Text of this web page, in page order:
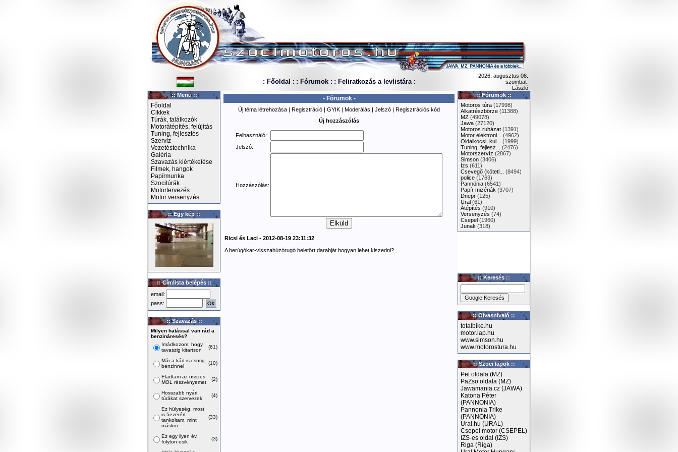
: Főoldal : : Fórumok : : Feliratkozás a levlistára :
2026. augusztus 08.
szombat
László
:: Menü ::
Főoldal
Cikkek
Túrák, találkozók
Motorátépítés, felújítás
Tuning, fejlesztés
Szerviz
Vezetéstechnika
Galéria
Szavazás kiértékelése
Filmek, hangok
Papírmunka
Szocitúrák
Motortervezés
Motor versenyzés
:: Egy kép ::
:: Címlista belépés ::
email:
pass:
:: Szavazás ::
Milyen hatással van rád a
benzináresés?
Imádkozom, hogy
tavaszig kitartson
(61)
Már a kád is csurig
benzinnel
(10)
Eladtam az összes
MOL részvényemet
(2)
Hosszabb nyári
túrákat szervezek
(4)
Ez hülyeség, most
is 5ezerért
tankoltam, mint
máskor
(33)
Ez egy ilyen év,
folyton esik
(3)
- Fórumok -
Új téma létrehozása | Regisztráció | GYIK | Moderálás | Jelszó | Regisztrációs kód
Új hozzászólás
Felhasználó:
Jelszó:
Hozzászólás:
Ricsi és Laci - 2012-08-19 23:11:32
A berúgókar-visszahúzórugó beletört darabját hogyan lehet kiszedni?
:: Fórumok ::
Motoros túra (17998)
Alkatrészbörze (11388)
MZ (49078)
Jawa (27120)
Motoros ruházat (1391)
Motor elektroni...
(4962)
Oldalkocsi, kul...
(1999)
Tuning, fejlesz...
(2476)
Motorszervíz (2867)
Simson (3406)
Izs (611)
Csevegő (kötetl...
(8494)
police (1763)
Pannónia (6541)
Papír mizériák (3707)
Dnepr (125)
Ural (61)
Átépítés (910)
Versenyzés (74)
Csepel (1960)
Junak (318)
:: Keresés ::
:: Olvasnivaló ::
totalbike.hu
motor.lap.hu
www.simson.hu
www.motorostura.hu
:: Szoci lapok ::
Pet oldala (MZ)
PaZso oldala (MZ)
Jawamania.cz (JAWA)
Katona Péter
(PANNONIA)
Pannonia Trike
(PANNONIA)
Ural.hu (URAL)
Csepel motor (CSEPEL)
IZS-es oldal (IZS)
Riga (Riga)